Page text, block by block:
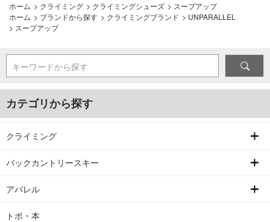
ホーム > クライミング > クライミングシューズ > スープアップ
ホーム > ブランドから探す > クライミングブランド > UNPARALLEL
> スープアップ
キーワードから探す
カテゴリから探す
クライミング
バックカントリースキー
アパレル
トポ・本